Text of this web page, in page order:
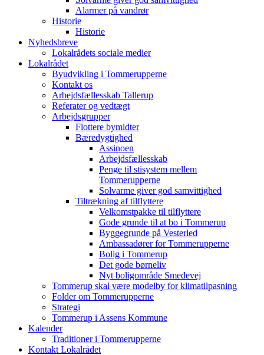
Alarmer på vandrør
Historie
Historie
Nyhedsbreve
Lokalrådets sociale medier
Lokalrådet
Byudvikling i Tommerupperne
Kontakt os
Arbejdsfællesskab Tallerup
Referater og vedtægt
Arbejdsgrupper
Flottere bymidter
Bæredygtighed
Assinoen
Arbejdsfællesskab
Penge til stisystem mellem
Tommerupperne
Solvarme giver god samvittighed
Tiltrækning af tilflyttere
Velkomstpakke til tilflyttere
Gode grunde til at bo i Tommerup
Byggegrunde på Vesterled
Ambassadører for Tommerupperne
Bolig i Tommerup
Det gode børneliv
Nyt boligområde Smedevej
Tommerup skal være modelby for klimatilpasning
Folder om Tommerupperne
Strategi
Tommerup i Assens Kommune
Kalender
Traditioner i Tommerupperne
Kontakt Lokalrådet